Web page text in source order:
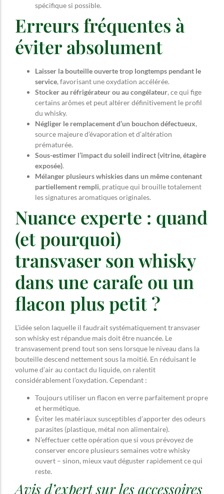
spécifique si possible.
Erreurs fréquentes à
éviter absolument
Laisser la bouteille ouverte trop longtemps pendant le
service, favorisant une oxydation accélérée.
Stocker au réfrigérateur ou au congélateur, ce qui fige
certains arômes et peut altérer définitivement le profil
du whisky.
Négliger le remplacement d’un bouchon défectueux,
source majeure d’évaporation et d’altération
prématurée.
Sous-estimer l’impact du soleil indirect (vitrine, étagère
exposée).
Mélanger plusieurs whiskies dans un même contenant
partiellement rempli, pratique qui brouille totalement
les signatures aromatiques originales.
Nuance experte : quand
(et pourquoi)
transvaser son whisky
dans une carafe ou un
flacon plus petit ?
L’idée selon laquelle il faudrait systématiquement transvaser
son whisky est répandue mais doit être nuancée. Le
transvasement prend tout son sens lorsque le niveau dans la
bouteille descend nettement sous la moitié. En réduisant le
volume d’air au contact du liquide, on ralentit
considérablement l’oxydation. Cependant :
Toujours utiliser un flacon en verre parfaitement propre
et hermétique.
Éviter les matériaux susceptibles d’apporter des odeurs
parasites (plastique, métal non alimentaire).
N’effectuer cette opération que si vous prévoyez de
conserver encore plusieurs semaines votre whisky
ouvert – sinon, mieux vaut déguster rapidement ce qui
reste.
Avis d’expert sur les accessoires